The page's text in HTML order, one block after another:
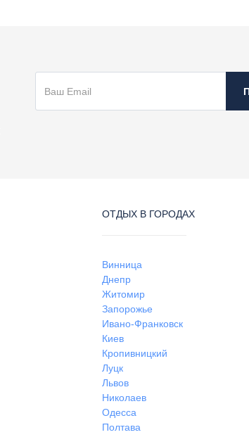
ОТДЫХ В ГОРОДАХ
Винница
Днепр
Житомир
Запорожье
Ивано-Франковск
Киев
Кропивницкий
Луцк
Львов
Николаев
Одесса
Полтава